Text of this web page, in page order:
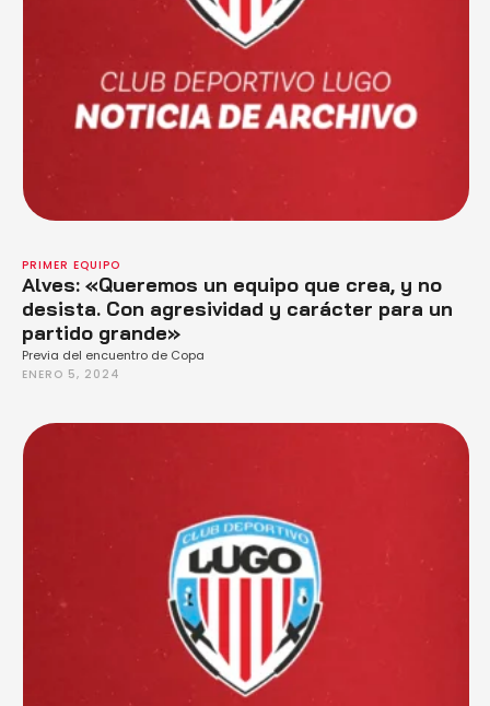
PRIMER EQUIPO
Alves: «Queremos un equipo que crea, y no
desista. Con agresividad y carácter para un
partido grande»
Previa del encuentro de Copa
ENERO 5, 2024